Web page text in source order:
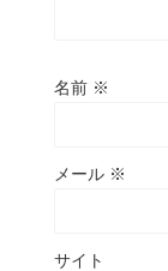
名前 ※
メール ※
サイト